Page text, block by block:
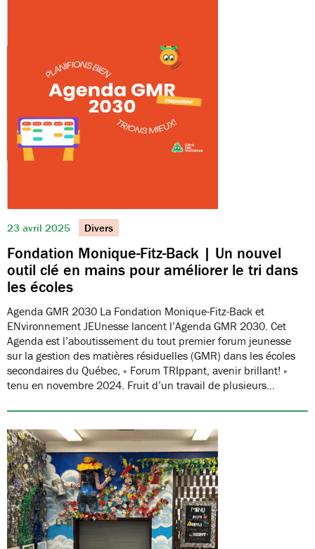
23 avril 2025 Divers
Fondation Monique-Fitz-Back | Un nouvel
outil clé en mains pour améliorer le tri dans
les écoles
Agenda GMR 2030 La Fondation Monique-Fitz-Back et
ENvironnement JEUnesse lancent l’Agenda GMR 2030. Cet
Agenda est l’aboutissement du tout premier forum jeunesse
sur la gestion des matières résiduelles (GMR) dans les écoles
secondaires du Québec, « Forum TRIppant, avenir brillant! »
tenu en novembre 2024. Fruit d’un travail de plusieurs…